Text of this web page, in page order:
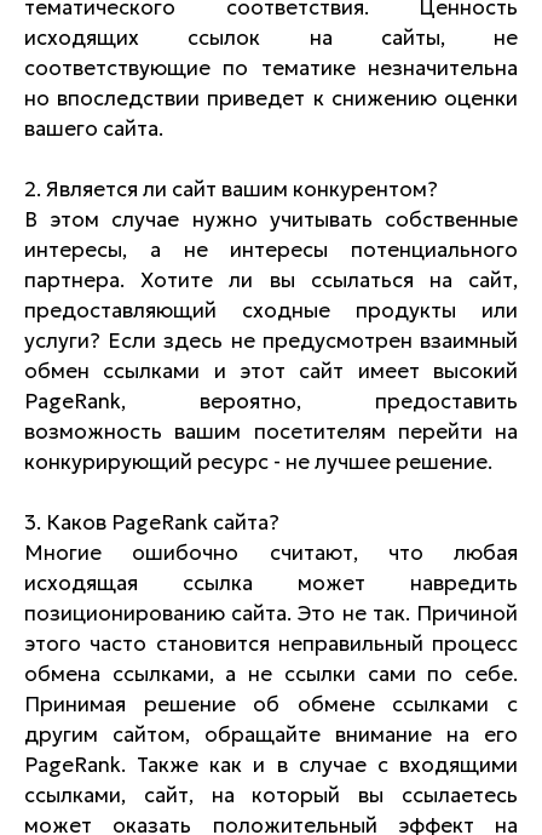
тематического соответствия. Ценность
исходящих ссылок на сайты, не
соответствующие по тематике незначительна
но впоследствии приведет к снижению оценки
вашего сайта.
2. Является ли сайт вашим конкурентом?
В этом случае нужно учитывать собственные
интересы, а не интересы потенциального
партнера. Хотите ли вы ссылаться на сайт,
предоставляющий сходные продукты или
услуги? Если здесь не предусмотрен взаимный
обмен ссылками и этот сайт имеет высокий
PageRank, вероятно, предоставить
возможность вашим посетителям перейти на
конкурирующий ресурс - не лучшее решение.
3. Каков PageRank сайта?
Многие ошибочно считают, что любая
исходящая ссылка может навредить
позиционированию сайта. Это не так. Причиной
этого часто становится неправильный процесс
обмена ссылками, а не ссылки сами по себе.
Принимая решение об обмене ссылками с
другим сайтом, обращайте внимание на его
PageRank. Также как и в случае с входящими
ссылками, сайт, на который вы ссылаетесь
может оказать положительный эффект на